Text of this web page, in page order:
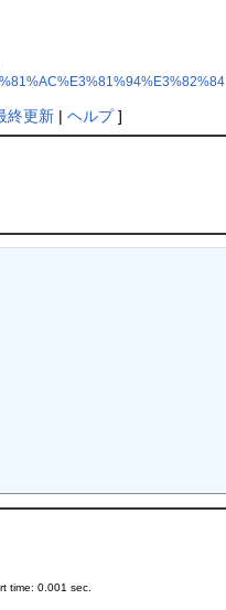
終更新| ヘルプ]
time: 0.001 sec.